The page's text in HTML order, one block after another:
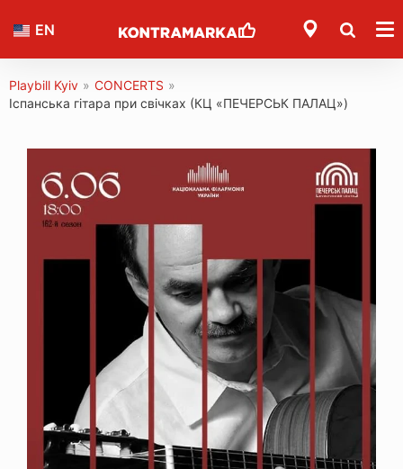
EN
Playbill Kyiv » CONCERTS »
Іспанська гітара при свічках (КЦ «ПЕЧЕРСЬК ПАЛАЦ»)